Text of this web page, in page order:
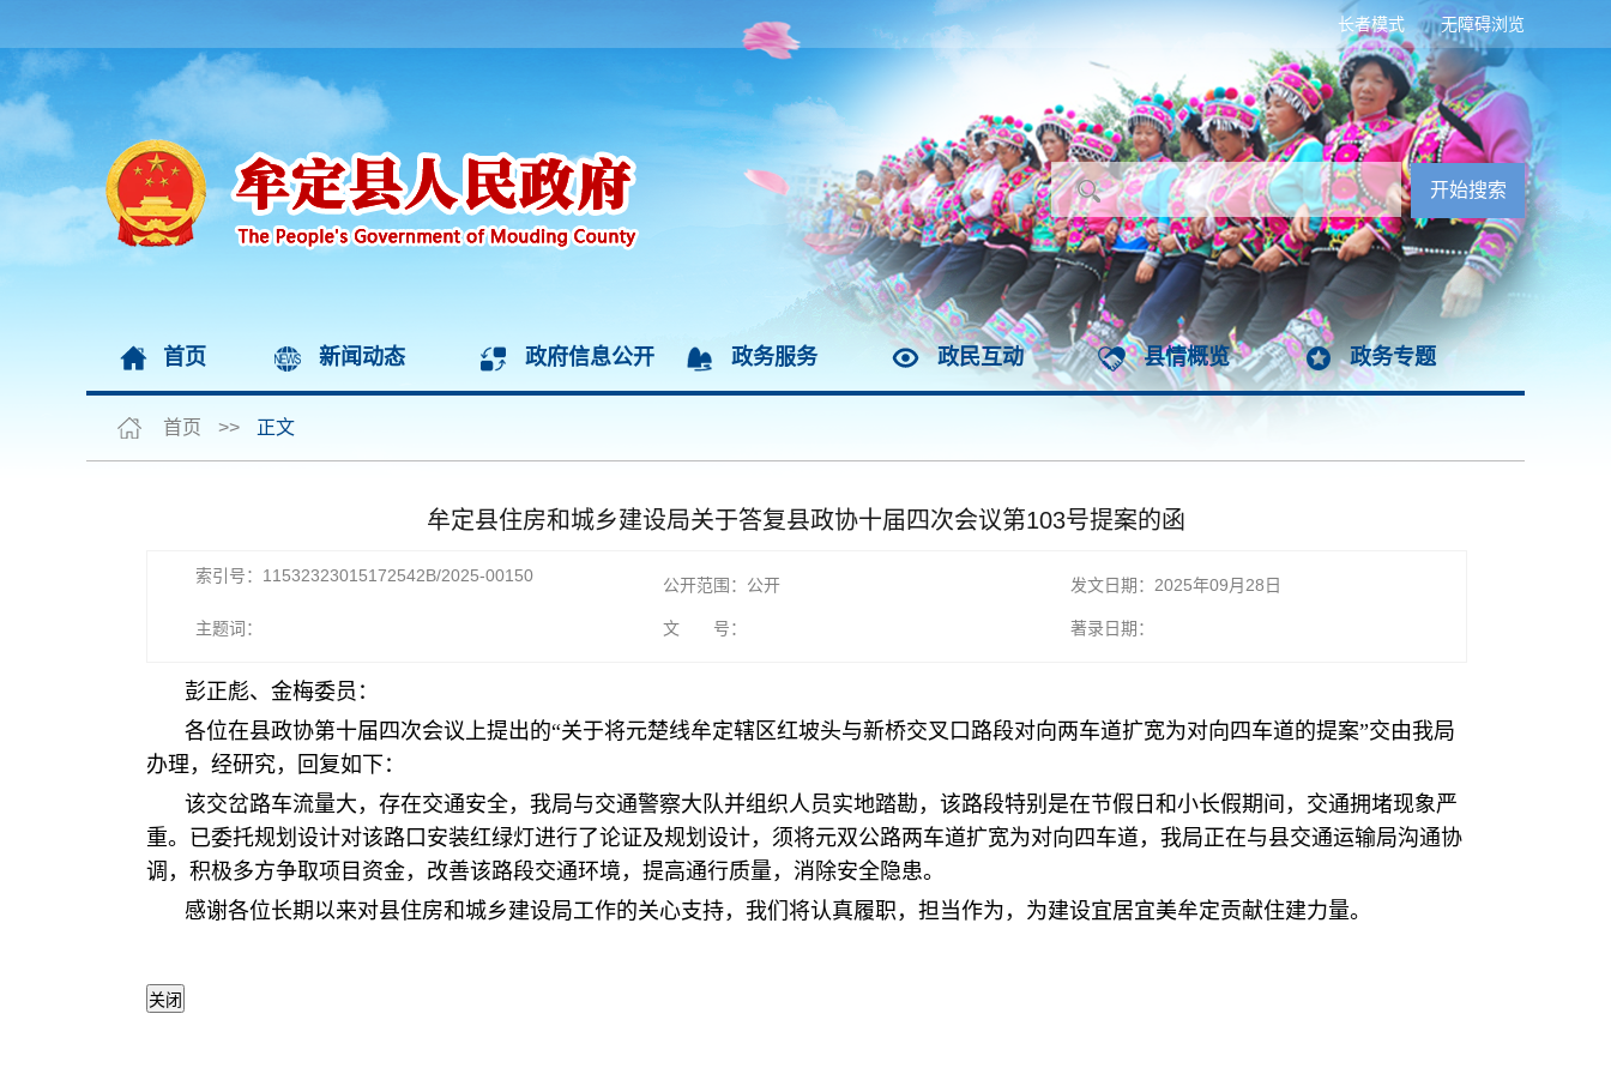
无障碍浏览
长者模式
首页 新闻动态 政府信息公开 政务服务 政民互动 县情概览 政务专题
首页 >> 正文
牟定县住房和城乡建设局关于答复县政协十届四次会议第103号提案的函
索引号：11532323015172542B/2025-00150 公开范围：公开 发文日期：2025年09月28日
主题词： 文 号： 著录日期：
彭正彪、金梅委员：
各位在县政协第十届四次会议上提出的“关于将元楚线牟定辖区红坡头与新桥交叉口路段对向两车道扩宽为对向四车道的提案”交由我局
办理，经研究，回复如下：
该交岔路车流量大，存在交通安全，我局与交通警察大队并组织人员实地踏勘，该路段特别是在节假日和小长假期间，交通拥堵现象严
重。已委托规划设计对该路口安装红绿灯进行了论证及规划设计，须将元双公路两车道扩宽为对向四车道，我局正在与县交通运输局沟通协
调，积极多方争取项目资金，改善该路段交通环境，提高通行质量，消除安全隐患。
感谢各位长期以来对县住房和城乡建设局工作的关心支持，我们将认真履职，担当作为，为建设宜居宜美牟定贡献住建力量。